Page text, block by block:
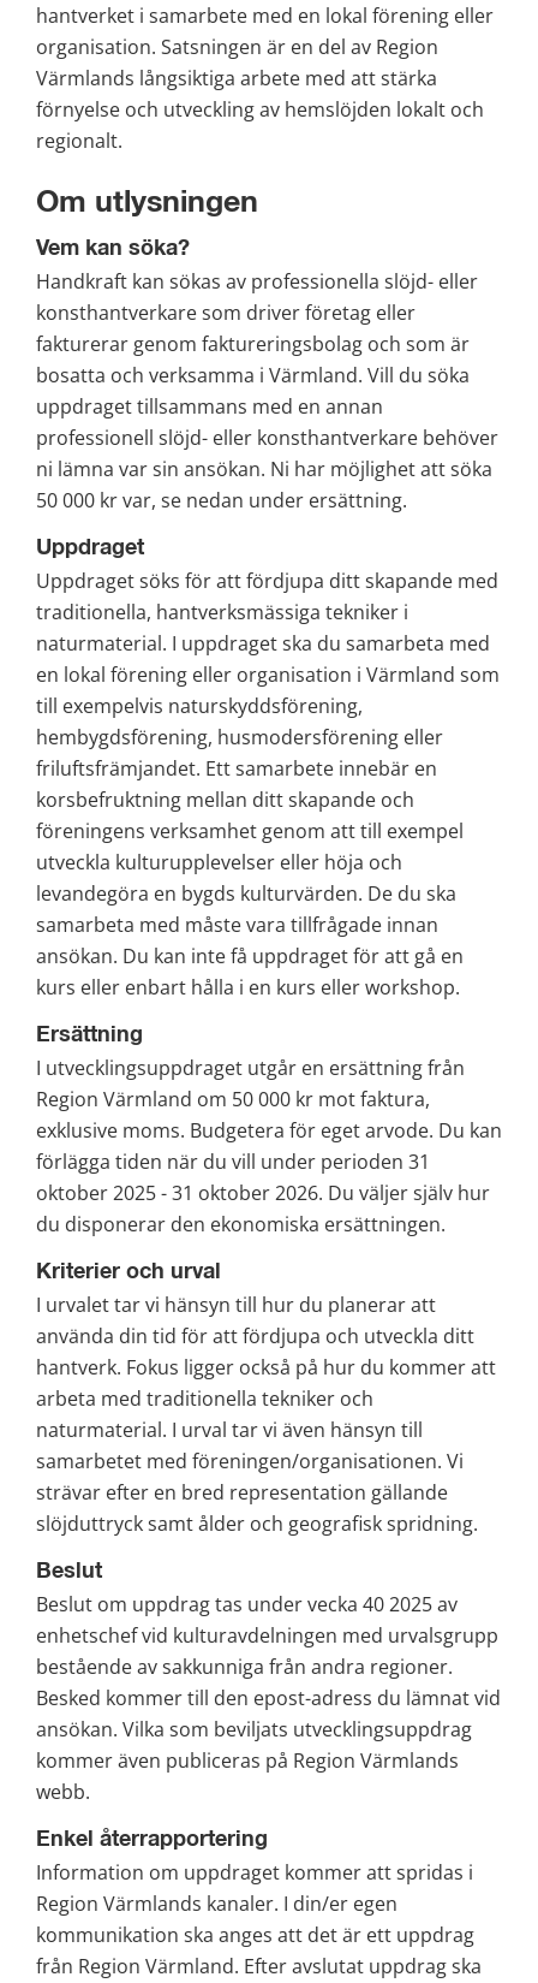
hantverket i samarbete med en lokal förening eller
organisation. Satsningen är en del av Region
Värmlands långsiktiga arbete med att stärka
förnyelse och utveckling av hemslöjden lokalt och
regionalt.
Om utlysningen
Vem kan söka?
Handkraft kan sökas av professionella slöjd- eller
konsthantverkare som driver företag eller
fakturerar genom faktureringsbolag och som är
bosatta och verksamma i Värmland. Vill du söka
uppdraget tillsammans med en annan
professionell slöjd- eller konsthantverkare behöver
ni lämna var sin ansökan. Ni har möjlighet att söka
50 000 kr var, se nedan under ersättning.
Uppdraget
Uppdraget söks för att fördjupa ditt skapande med
traditionella, hantverksmässiga tekniker i
naturmaterial. I uppdraget ska du samarbeta med
en lokal förening eller organisation i Värmland som
till exempelvis naturskyddsförening,
hembygdsförening, husmodersförening eller
friluftsfrämjandet. Ett samarbete innebär en
korsbefruktning mellan ditt skapande och
föreningens verksamhet genom att till exempel
utveckla kulturupplevelser eller höja och
levandegöra en bygds kulturvärden. De du ska
samarbeta med måste vara tillfrågade innan
ansökan. Du kan inte få uppdraget för att gå en
kurs eller enbart hålla i en kurs eller workshop.
Ersättning
I utvecklingsuppdraget utgår en ersättning från
Region Värmland om 50 000 kr mot faktura,
exklusive moms. Budgetera för eget arvode. Du kan
förlägga tiden när du vill under perioden 31
oktober 2025 - 31 oktober 2026. Du väljer själv hur
du disponerar den ekonomiska ersättningen.
Kriterier och urval
I urvalet tar vi hänsyn till hur du planerar att
använda din tid för att fördjupa och utveckla ditt
hantverk. Fokus ligger också på hur du kommer att
arbeta med traditionella tekniker och
naturmaterial. I urval tar vi även hänsyn till
samarbetet med föreningen/organisationen. Vi
strävar efter en bred representation gällande
slöjduttryck samt ålder och geografisk spridning.
Beslut
Beslut om uppdrag tas under vecka 40 2025 av
enhetschef vid kulturavdelningen med urvalsgrupp
bestående av sakkunniga från andra regioner.
Besked kommer till den epost-adress du lämnat vid
ansökan. Vilka som beviljats utvecklingsuppdrag
kommer även publiceras på Region Värmlands
webb.
Enkel återrapportering
Information om uppdraget kommer att spridas i
Region Värmlands kanaler. I din/er egen
kommunikation ska anges att det är ett uppdrag
från Region Värmland. Efter avslutat uppdrag ska